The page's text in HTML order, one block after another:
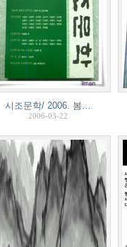
시조문학/ 2006. 봄…
2006-03-22